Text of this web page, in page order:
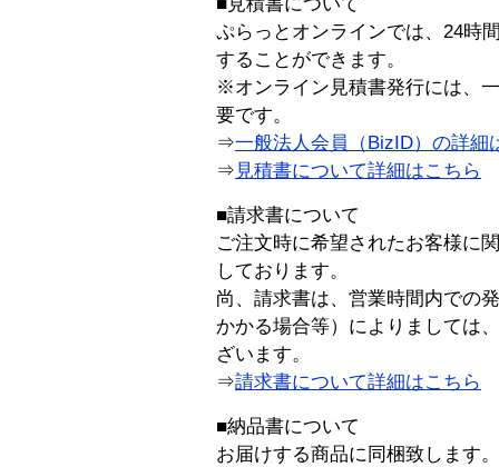
■見積書について
ぷらっとオンラインでは、24時
することができます。
※オンライン見積書発行には、
要です。
⇒一般法人会員（BizID）の詳細
⇒ 見積書について詳細はこちら
■請求書について
ご注文時に希望されたお客様に
しております。
尚、請求書は、営業時間内での
かかる場合等）によりましては
ざいます。
⇒請求書について詳細はこちら
■納品書について
お届けする商品に同梱致します。